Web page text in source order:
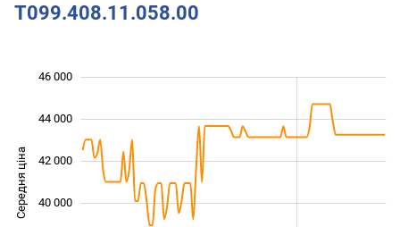
T099.408.11.058.00
Середня ціна 40 000
42 000
44 000
46 000